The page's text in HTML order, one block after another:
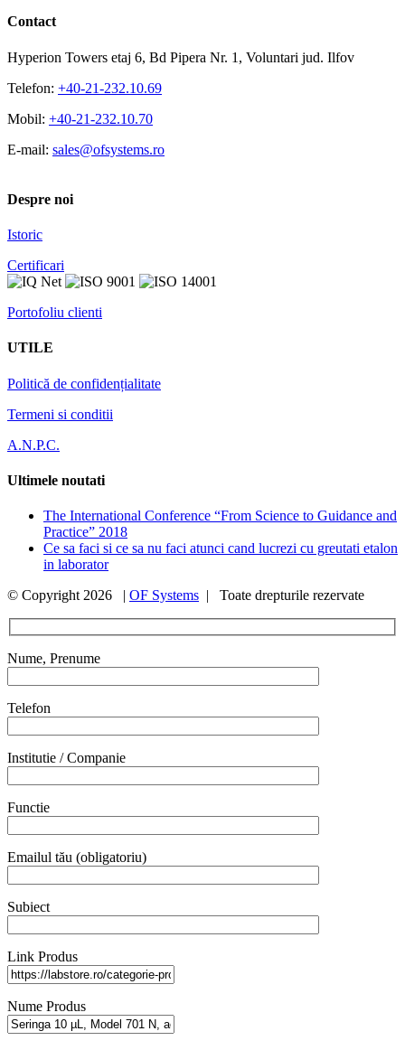
Contact
Hyperion Towers etaj 6, Bd Pipera Nr. 1, Voluntari jud. Ilfov
Telefon: +40-21-232.10.69
Mobil: +40-21-232.10.70
E-mail: sales@ofsystems.ro
Despre noi
Istoric
Certificari
Portofoliu clienti
UTILE
Politică de confidențialitate
Termeni si conditii
A.N.P.C.
Ultimele noutati
The International Conference “From Science to Guidance and
Practice” 2018
Ce sa faci si ce sa nu faci atunci cand lucrezi cu greutati etalon
in laborator
© Copyright 2026 | OF Systems | Toate drepturile rezervate
Nume, Prenume
Telefon
Institutie / Companie
Functie
Emailul tău (obligatoriu)
Subiect
Link Produs
Nume Produs